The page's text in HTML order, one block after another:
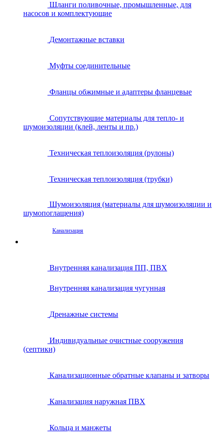
Шланги поливочные, промышленные, для
насосов и комплектующие
Демонтажные вставки
Муфты соединительные
Фланцы обжимные и адаптеры фланцевые
Сопутствующие материалы для тепло- и
шумоизоляции (клей, ленты и пр.)
Техническая теплоизоляция (рулоны)
Техническая теплоизоляция (трубки)
Шумоизоляция (материалы для шумоизоляции и
шумопоглащения)
Канализация
Внутренняя канализация ПП, ПВХ
Внутренняя канализация чугунная
Дренажные системы
Индивидуальные очистные сооружения
(септики)
Канализационные обратные клапаны и затворы
Канализация наружная ПВХ
Кольца и манжеты